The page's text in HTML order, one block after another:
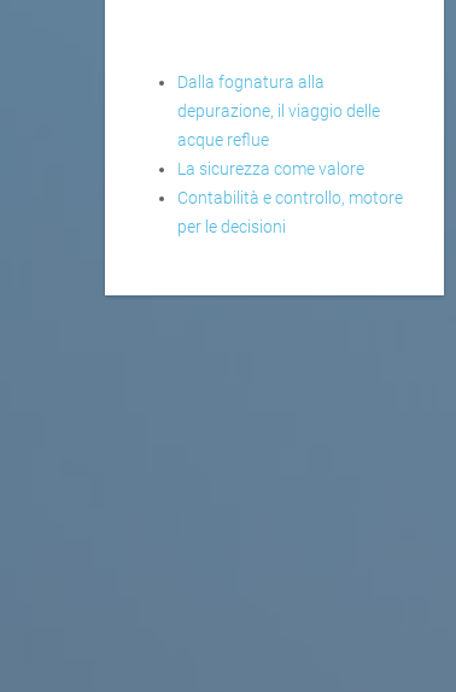
Dalla fognatura alla
depurazione, il viaggio delle
acque reflue
La sicurezza come valore
Contabilità e controllo, motore
per le decisioni